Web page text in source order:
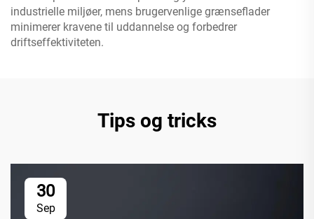
industrielle miljøer, mens brugervenlige grænseflader
minimerer kravene til uddannelse og forbedrer
driftseffektiviteten.
Tips og tricks
30
Sep